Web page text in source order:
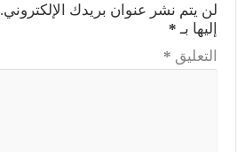
لن يتم نشر عنوان بريدك الإلكتروني.
إليها بـ *
التعليق *